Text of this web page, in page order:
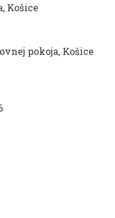
Košice
pokoja, Košice